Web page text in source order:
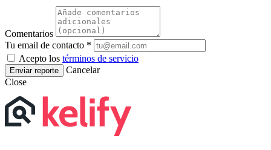
Comentarios
Tu email de contacto *
Acepto los términos de servicio
Enviar reporte
Cancelar
Close